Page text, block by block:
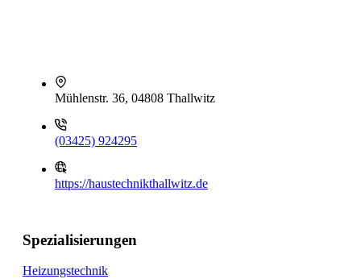
Mühlenstr. 36, 04808 Thallwitz
(03425) 924295
https://haustechnikthallwitz.de
Spezialisierungen
Heizungstechnik